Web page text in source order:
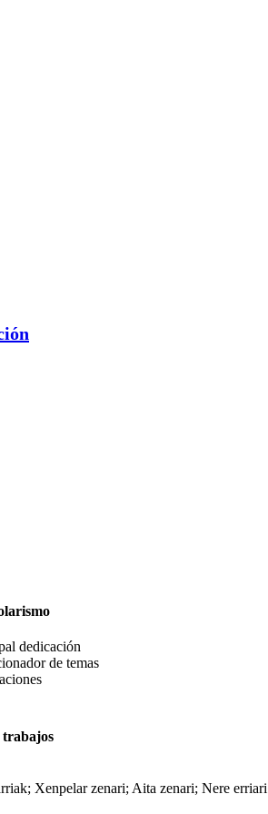
dedicación
de temas
trabajos
Xenpelar zenari; Aita zenari; Nere erriari